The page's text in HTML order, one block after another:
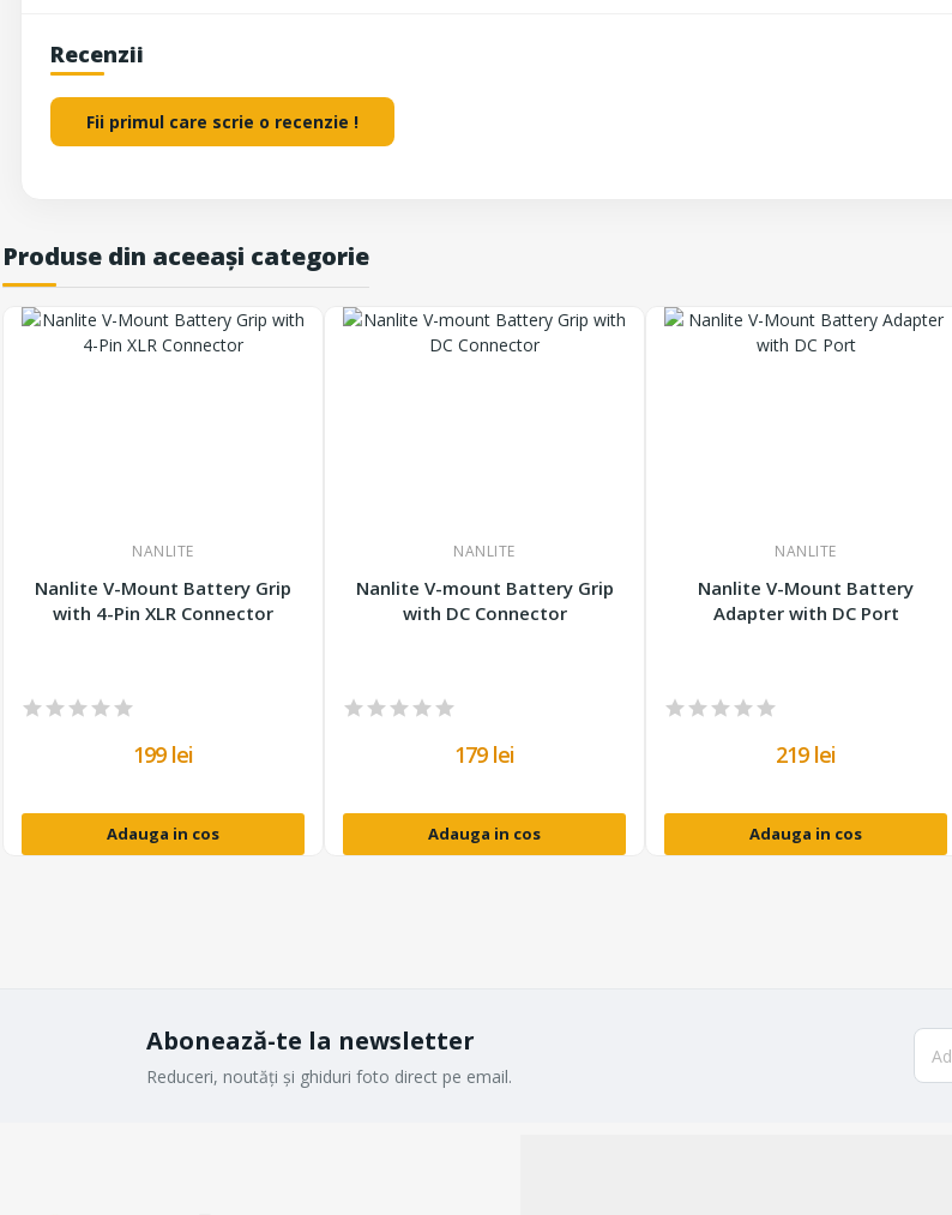
Recenzii
Fii primul care scrie o recenzie !
Produse din aceeași categorie
NANLITE
Nanlite V-Mount Battery Grip
with 4-Pin XLR Connector
199 lei
Adauga in cos
NANLITE
Nanlite V-mount Battery Grip
with DC Connector
179 lei
Adauga in cos
NANLITE
Nanlite V-Mount Battery
Adapter with DC Port
219 lei
Adauga in cos
Abonează-te la newsletter
Reduceri, noutăți și ghiduri foto direct pe email.